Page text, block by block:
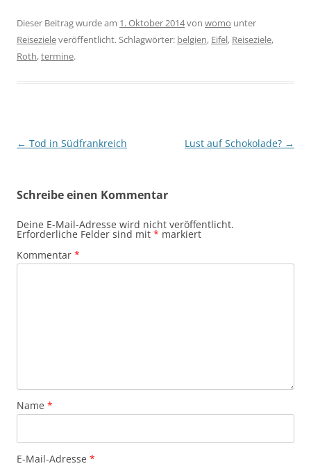
Dieser Beitrag wurde am 1. Oktober 2014von womo unter
Reisezieleveröffentlicht. Schlagwörter: belgien, Eifel, Reiseziele,
Roth,termine.
Beitragsnavigation
← Tod in Südfrankreich Lust auf Schokolade? →
Schreibe einen Kommentar
Deine E-Mail-Adresse wird nicht veröffentlicht.
Erforderliche Felder sind mit * markiert
Kommentar *
Name *
E-Mail-Adresse *